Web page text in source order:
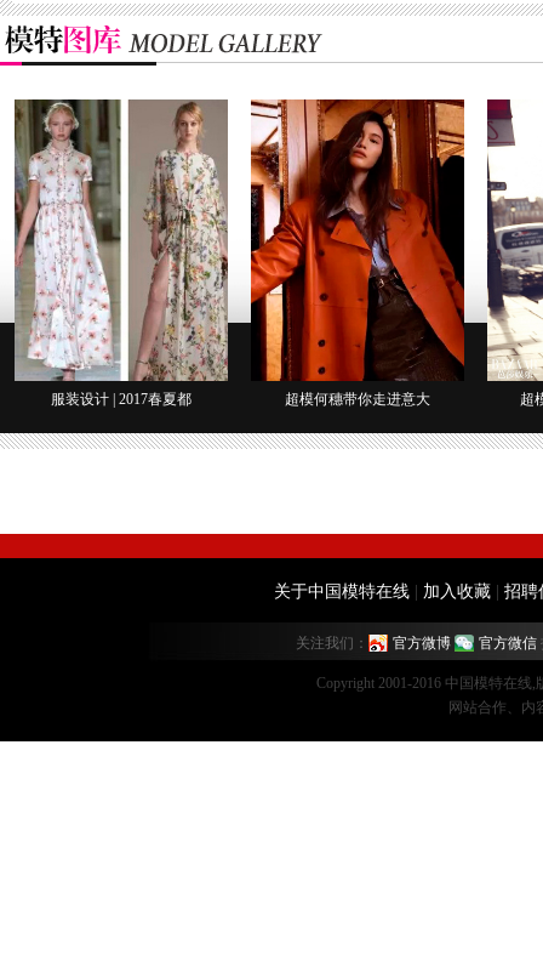
服装设计 | 2017春夏都 超模何穗带你走进意大 超
关于中国模特在线 加入收藏 招聘
关注我们： 官方微博 官方微信
Copyright 2001-2016 中国模特在线
网站合作、内